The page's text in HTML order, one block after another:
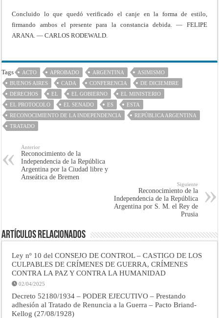
Concluido lo que quedó verificado el canje en la forma de estilo,
firmando ambos el presente para la constancia debida. — FELIPE
ARANA. — CARLOS RODEWALD.
Tags ACTO APROBADO ARGENTINA
ASIMISMO
BUENOS AIRES
CADA CONFERENCIA
DE DICIEMBRE
DERECHOS
EL EL GOBIERNO
EL MINISTERIO
EL PROTOCOLO
EL SENADO ES
ESTA
RECONOCIMIENTO DE LA INDEPENDENCIA
REPÚBLICA ARGENTINA
TRATADO
Anterior
Reconocimiento de la
Independencia de la República
Argentina por la Ciudad libre y
Anseática de Bremen
Siguiente
Reconocimiento de la
Independencia de la República
Argentina por S. M. el Rey de
Prusia
Artículos Relacionados
Ley nº 10 del CONSEJO DE CONTROL – CASTIGO DE LOS
CULPABLES DE CRÍMENES DE GUERRA, CRÍMENES
CONTRA LA PAZ Y CONTRA LA HUMANIDAD
02/04/2025
Decreto 52180/1934 – PODER EJECUTIVO – Prestando
adhesión al Tratado de Renuncia a la Guerra – Pacto Briand-
Kellog (27/08/1928)